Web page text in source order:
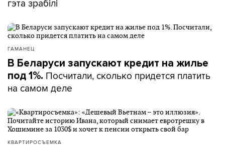
гэта зрабілі
ГАМАНЕЦ
В Беларуси запускают кредит на жилье
под 1%. Посчитали, сколько придется платить
на самом деле
КВАРТИРОСЪЕМКА